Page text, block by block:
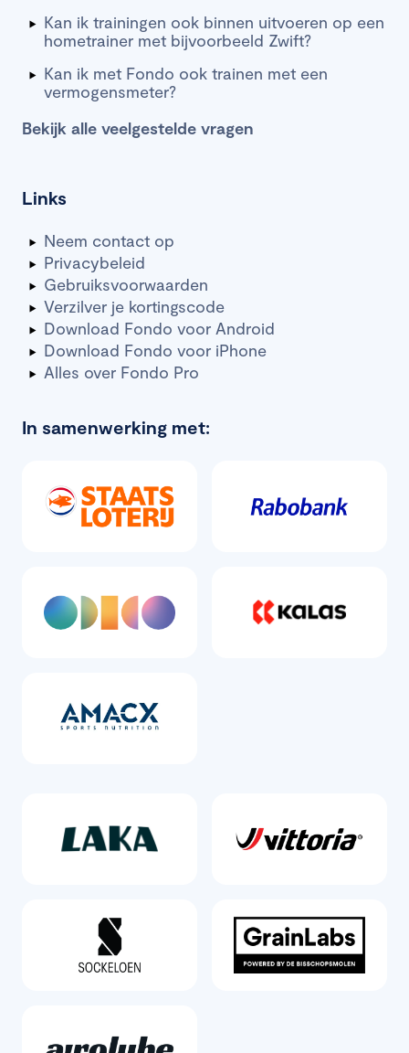
Links
Neem contact op
Privacybeleid
Gebruiksvoorwaarden
Verzilver je kortingscode
Download Fondo voor Android
Download Fondo voor iPhone
Alles over Fondo Pro
Kan ik trainingen ook binnen uitvoeren op een
hometrainer met bijvoorbeeld Zwift?
Kan ik met Fondo ook trainen met een
vermogensmeter?
Bekijk alle veelgestelde vragen
In samenwerking met: